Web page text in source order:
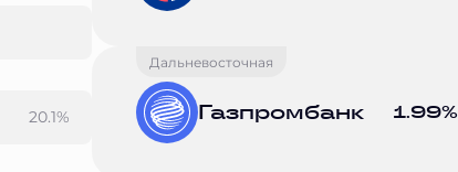
20.1%
Дальневосточная
Газпромбанк 1.99%